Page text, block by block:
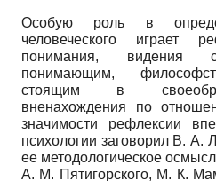
Особую роль в
человеческого играет
понимания, видения
понимающим,
стоящим в
вненахождения по
значимости рефлексии
психологии заговорил В. А.
ее методологическое
А. М. Пятигорского, М. К.